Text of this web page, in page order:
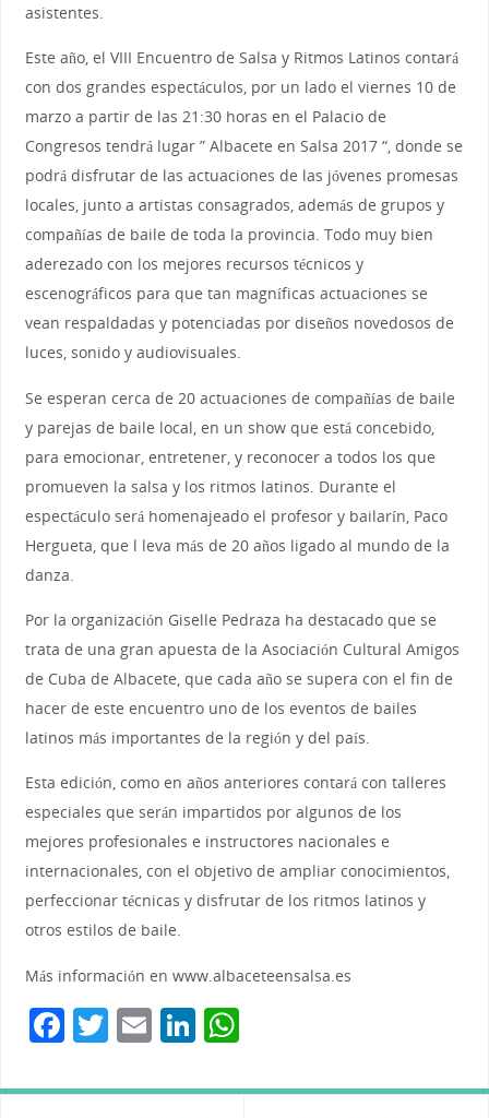
asistentes.
Este año, el VIII Encuentro de Salsa y Ritmos Latinos contará
con dos grandes espectáculos, por un lado el viernes 10 de
marzo a partir de las 21:30 horas en el Palacio de
Congresos tendrá lugar ” Albacete en Salsa 2017 “, donde se
podrá disfrutar de las actuaciones de las jóvenes promesas
locales, junto a artistas consagrados, además de grupos y
compañías de baile de toda la provincia. Todo muy bien
aderezado con los mejores recursos técnicos y
escenográficos para que tan magníficas actuaciones se
vean respaldadas y potenciadas por diseños novedosos de
luces, sonido y audiovisuales.
Se esperan cerca de 20 actuaciones de compañías de baile
y parejas de baile local, en un show que está concebido,
para emocionar, entretener, y reconocer a todos los que
promueven la salsa y los ritmos latinos. Durante el
espectáculo será homenajeado el profesor y bailarín, Paco
Hergueta, que l leva más de 20 años ligado al mundo de la
danza.
Por la organización Giselle Pedraza ha destacado que se
trata de una gran apuesta de la Asociación Cultural Amigos
de Cuba de Albacete, que cada año se supera con el fin de
hacer de este encuentro uno de los eventos de bailes
latinos más importantes de la región y del país.
Esta edición, como en años anteriores contará con talleres
especiales que serán impartidos por algunos de los
mejores profesionales e instructores nacionales e
internacionales, con el objetivo de ampliar conocimientos,
perfeccionar técnicas y disfrutar de los ritmos latinos y
otros estilos de baile.
Más información en www.albaceteensalsa.es
F
c
T
itt
E
ai
Li
k
W
at